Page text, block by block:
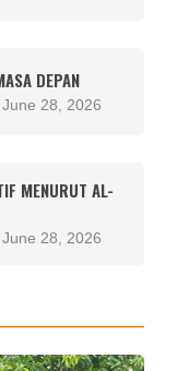
DEPAN
June 28, 2026
MENURUT AL-
June 28, 2026